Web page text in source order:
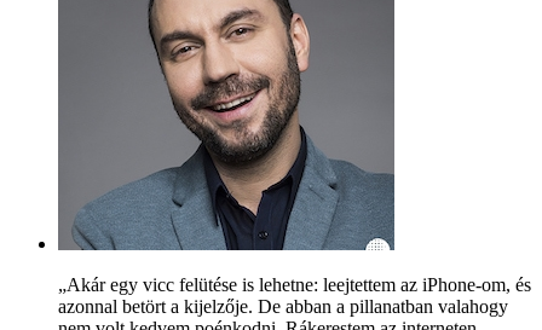
„Akár egy vicc felütése is lehetne: leejtettem az iPhone-om, és
azonnal betört a kijelzője. De abban a pillanatban valahogy